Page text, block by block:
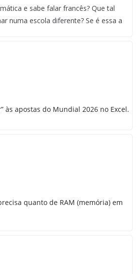
e sabe falar francês? Que tal
numa escola diferente? Se é essa a
às apostas do Mundial 2026 no Excel.
quanto de RAM (memória) em